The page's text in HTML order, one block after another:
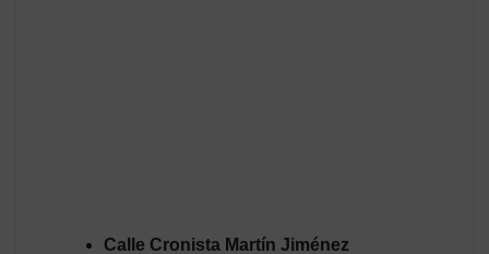
Calle Cronista Martín Jiménez